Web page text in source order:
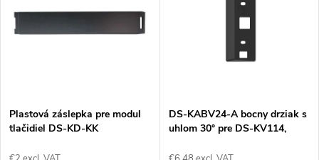
d
t
s
o
f
Plastová záslepka pre modul
tlačidiel DS-KD-KK
DS-KABV24-A bocny drziak s
uhlom 30° pre DS-KV114,